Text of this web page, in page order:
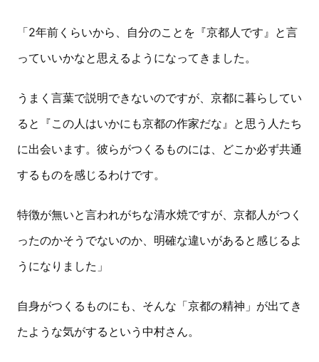
「2年前くらいから、自分のことを『京都人です』と言
っていいかなと思えるようになってきました。
うまく言葉で説明できないのですが、京都に暮らしてい
ると『この人はいかにも京都の作家だな』と思う人たち
に出会います。彼らがつくるものには、どこか必ず共通
するものを感じるわけです。
特徴が無いと言われがちな清水焼ですが、京都人がつく
ったのかそうでないのか、明確な違いがあると感じるよ
うになりました」
自身がつくるものにも、そんな「京都の精神」が出てき
たような気がするという中村さん。